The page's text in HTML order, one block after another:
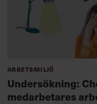
Arbetsmiljö
Undersökning:
medarbetares